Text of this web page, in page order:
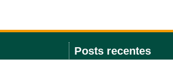
Posts recentes